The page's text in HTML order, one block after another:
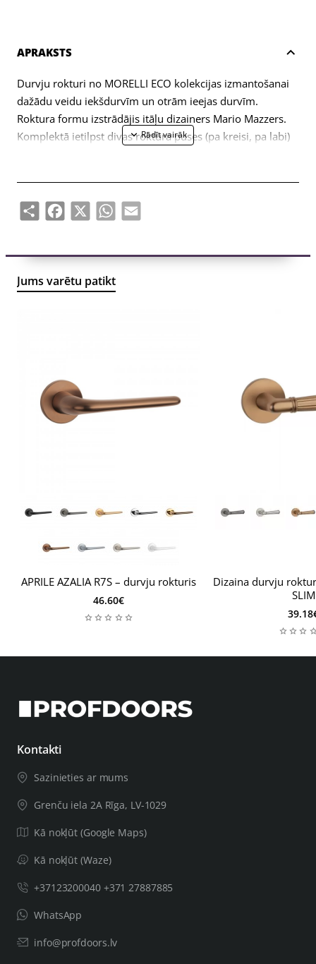
APRAKSTS
Durvju rokturi no MORELLI ECO kolekcijas izmantošanai
dažādu veidu iekšdurvīm un otrām ieejas durvīm.
Roktura formu izstrādājis itāļu dizainers Mario Mazzers.
Komplektā ietilpst divas roktura puses (pa kreisi, pa labi)
ShareFacebook
X WhatsApp
Email
Jums varētu patikt
APRILE AZALIA R7S – durvju rokturis
46.60€
Dizaina durvju
SLIM
Kontakti
Sazinieties ar mums
Grenču iela 2A Rīga, LV-1029
Kā nokļūt (Google Maps)
Kā nokļūt (Waze)
+37123200040 +371 27887885
WhatsApp
info@profdoors.lv